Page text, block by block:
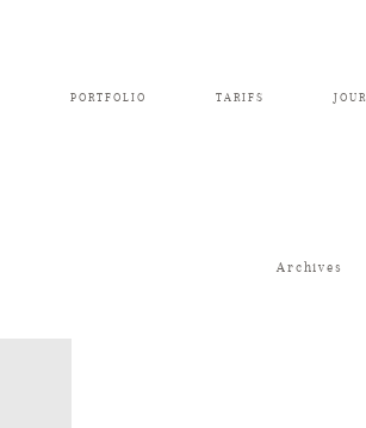
PORTFOLIO TARIFS
Archives